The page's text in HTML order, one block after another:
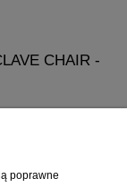
CHAIR -
poprawne